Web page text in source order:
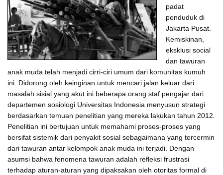
padat
penduduk di
Jakarta Pusat.
Kemiskinan,
eksklusi social
dan tawuran
anak muda telah menjadi cirri-ciri umum dari komunitas kumuh
ini. Didorong oleh keinginan untuk mencari jalan keluar dari
masalah sisial yang akut ini beberapa orang staf pengajar dari
departemen sosiologi Universitas Indonesia menyusun strategi
berdasarkan temuan penelitian yang mereka lakukan tahun 2012.
Penelitian ini bertujuan untuk memahami proses-proses yang
bersifat sistemik dari penyakit sosial sebagaimana yang tercermin
dari tawuran antar kelompok anak muda ini terjadi. Dengan
asumsi bahwa fenomena tawuran adalah refleksi frustrasi
terhadap aturan-aturan yang dipaksakan oleh otoritas formal di